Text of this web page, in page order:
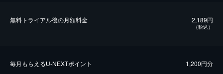
無料トライアル後の⽉額料金 2,189円
（税込）
毎⽉もらえるU-NEXTポイント 1,200円分